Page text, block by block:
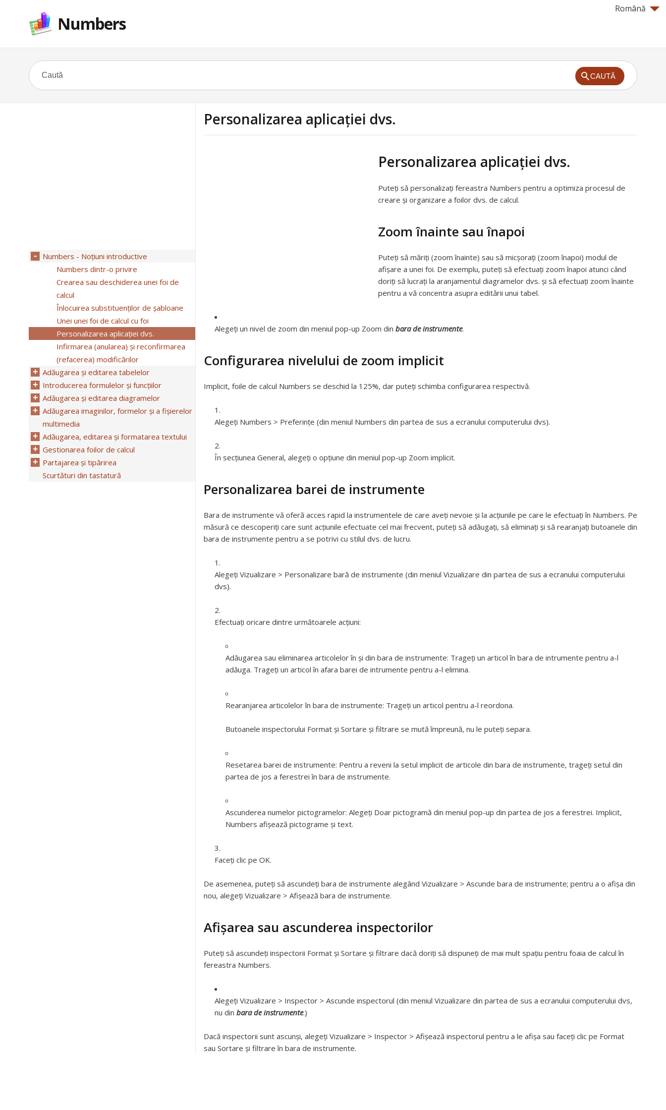
Română
Numbers
CAUTĂ
Personalizarea aplicației dvs.
Personalizarea aplicației dvs.
Puteți să personalizați fereastra Numbers pentru a optimiza procesul de
creare și organizare a foilor dvs. de calcul.
Zoom înainte sau înapoi
Puteți să măriți (zoom înainte) sau să micșorați (zoom înapoi) modul de
afișare a unei foi. De exemplu, puteți să efectuați zoom înapoi atunci când
doriți să lucrați la aranjamentul diagramelor dvs. și să efectuați zoom înainte
pentru a vă concentra asupra editării unui tabel.
Alegeți un nivel de zoom din meniul pop-up Zoom din bara de instrumente.
Configurarea nivelului de zoom implicit
Implicit, foile de calcul Numbers se deschid la 125%, dar puteți schimba configurarea respectivă.
Alegeți Numbers > Preferințe (din meniul Numbers din partea de sus a ecranului computerului dvs).
În secțiunea General, alegeți o opțiune din meniul pop-up Zoom implicit.
Personalizarea barei de instrumente
Bara de instrumente vă oferă acces rapid la instrumentele de care aveți nevoie și la acțiunile pe care le efectuați în Numbers. Pe
măsură ce descoperiți care sunt acțiunile efectuate cel mai frecvent, puteți să adăugați, să eliminați și să rearanjați butoanele din
bara de instrumente pentru a se potrivi cu stilul dvs. de lucru.
Alegeți Vizualizare > Personalizare bară de instrumente (din meniul Vizualizare din partea de sus a ecranului computerului
dvs).
Efectuați oricare dintre următoarele acțiuni:
Adăugarea sau eliminarea articolelor în și din bara de instrumente: Trageți un articol în bara de intrumente pentru a-l
adăuga. Trageți un articol în afara barei de intrumente pentru a-l elimina.
Rearanjarea articolelor în bara de instrumente: Trageți un articol pentru a-l reordona.
Butoanele inspectorului Format și Sortare și filtrare se mută împreună, nu le puteți separa.
Resetarea barei de instrumente: Pentru a reveni la setul implicit de articole din bara de instrumente, trageți setul din
partea de jos a ferestrei în bara de instrumente.
Ascunderea numelor pictogramelor: Alegeți Doar pictogramă din meniul pop-up din partea de jos a ferestrei. Implicit,
Numbers afișează pictograme și text.
Faceți clic pe OK.
De asemenea, puteți să ascundeți bara de instrumente alegând Vizualizare > Ascunde bara de instrumente; pentru a o afișa din
nou, alegeți Vizualizare > Afișează bara de instrumente.
Afișarea sau ascunderea inspectorilor
Puteți să ascundeți inspectorii Format și Sortare și filtrare dacă doriți să dispuneți de mai mult spațiu pentru foaia de calcul în
fereastra Numbers.
Alegeți Vizualizare > Inspector > Ascunde inspectorul (din meniul Vizualizare din partea de sus a ecranului computerului dvs,
nu din bara de instrumente.)
Dacă inspectorii sunt ascunși, alegeți Vizualizare > Inspector > Afișează inspectorul pentru a le afișa sau faceți clic pe Format
sau Sortare și filtrare în bara de instrumente.
Numbers - Noțiuni introductive
Numbers dintr-o privire
Crearea sau deschiderea unei foi de
calcul
Înlocuirea substituenților de șabloane
Unei unei foi de calcul cu foi
Personalizarea aplicației dvs.
Infirmarea (anularea) și reconfirmarea
(refacerea) modificărilor
Adăugarea și editarea tabelelor
Introducerea formulelor și funcțiilor
Adăugarea și editarea diagramelor
Adăugarea imaginilor, formelor și a fișierelor
multimedia
Adăugarea, editarea și formatarea textului
Gestionarea foilor de calcul
Partajarea și tipărirea
Scurtături din tastatură